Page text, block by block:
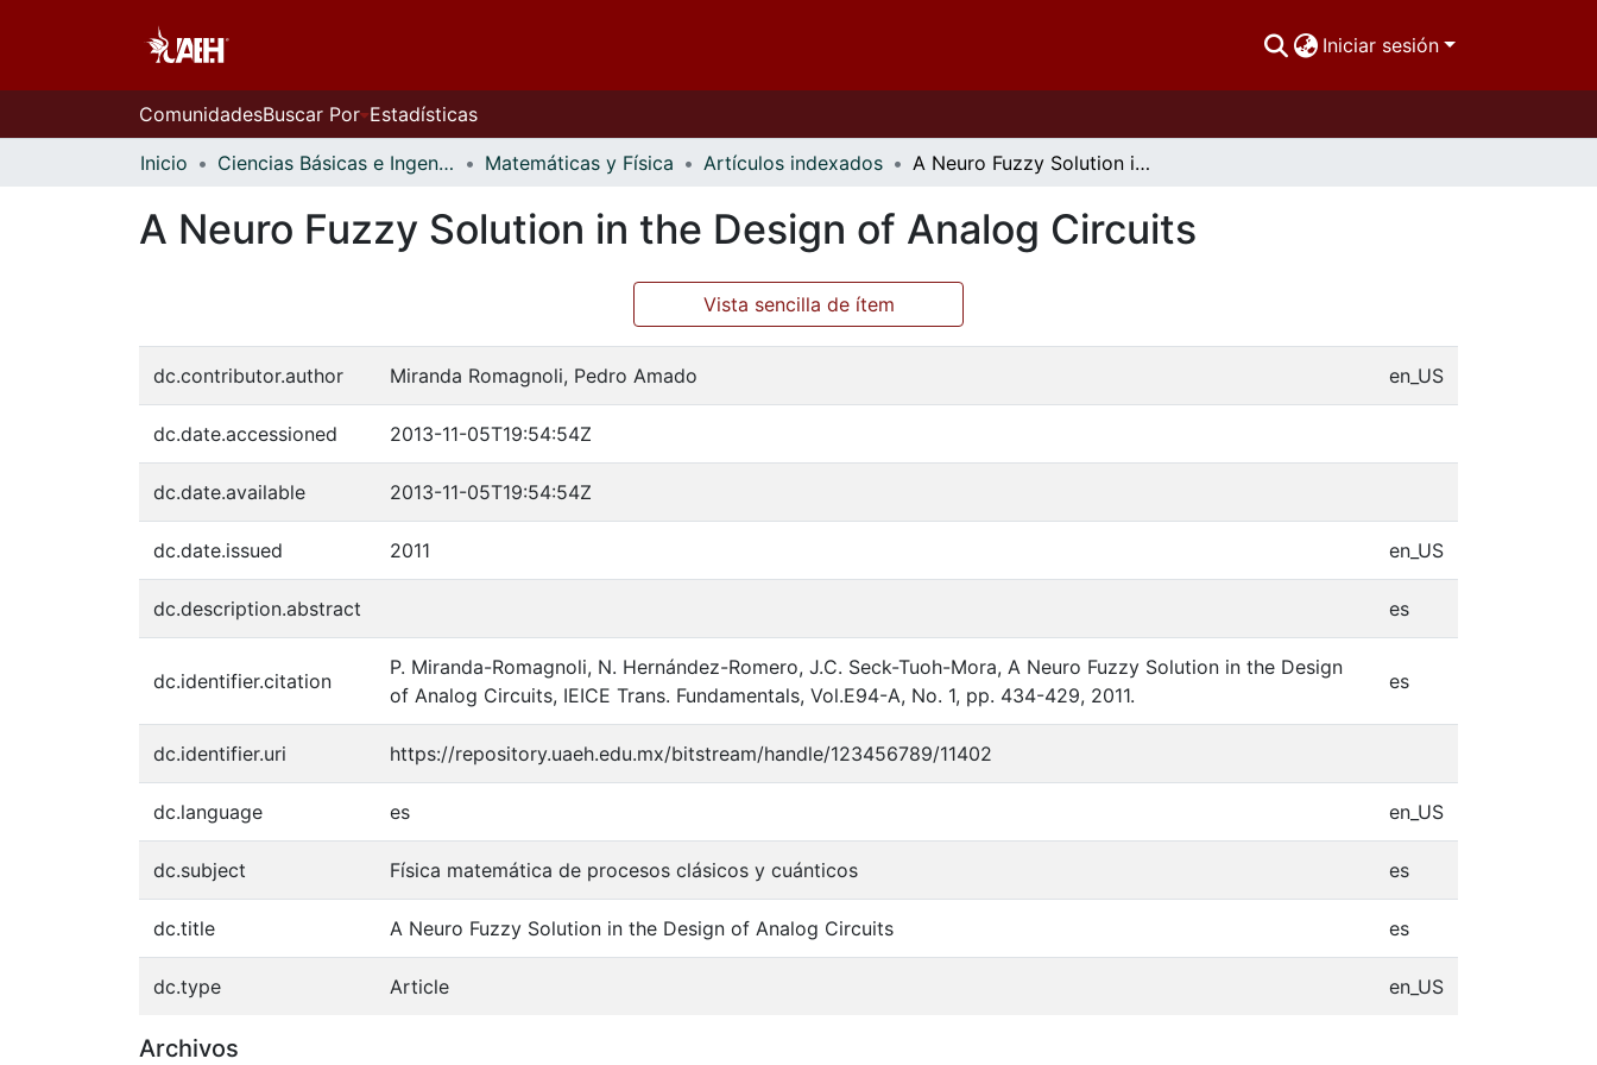
Iniciar sesión
ComunidadesBuscar Por Estadísticas
Inicio Ciencias Básicas e Ingeniería Matemáticas y Física Artículos indexados A Neuro Fuzzy Solution in the Design of Analog Circuits
A Neuro Fuzzy Solution in the Design of Analog Circuits
Vista sencilla de ítem
dc.contributor.author Miranda Romagnoli, Pedro Amado en_US
dc.date.accessioned 2013-11-05T19:54:54Z
dc.date.available 2013-11-05T19:54:54Z
dc.date.issued 2011 en_US
dc.description.abstract es
dc.identifier.citation
P. Miranda-Romagnoli, N. Hernández-Romero, J.C. Seck-Tuoh-Mora, A Neuro Fuzzy Solution in the Design
of Analog Circuits, IEICE Trans. Fundamentals, Vol.E94-A, No. 1, pp. 434-429, 2011.
es
dc.identifier.uri https://repository.uaeh.edu.mx/bitstream/handle/123456789/11402
dc.language es en_US
dc.subject Física matemática de procesos clásicos y cuánticos es
dc.title A Neuro Fuzzy Solution in the Design of Analog Circuits es
dc.type Article en_US
Archivos